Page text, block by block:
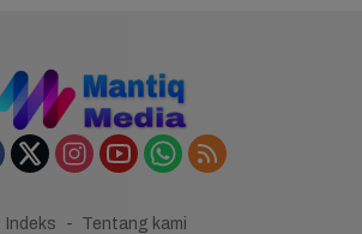
Indeks
Tentang kami